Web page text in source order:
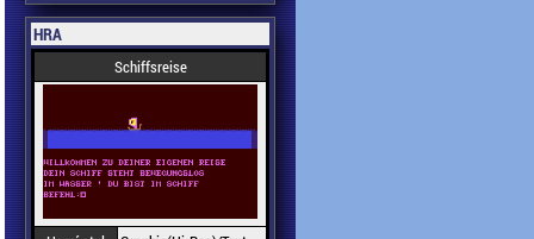
HRA
Schiffsreise